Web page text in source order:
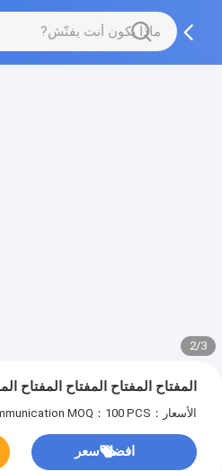
2/3
المفتاح المفتاح المفتاح المفتاح
الأسعار：communication MOQ：100 PCS
افضل سعر